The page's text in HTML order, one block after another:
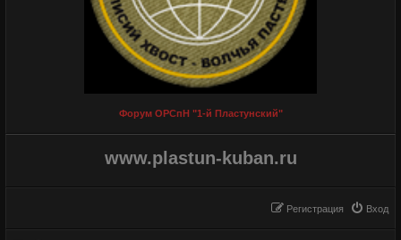
Форум ОРСпН "1-й Пластунский"
www.plastun-kuban.ru
Вход
Регистрация